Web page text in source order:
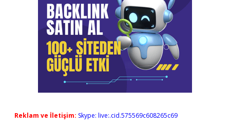
Reklam ve İletişim: Skype: live:.cid.575569c608265c69